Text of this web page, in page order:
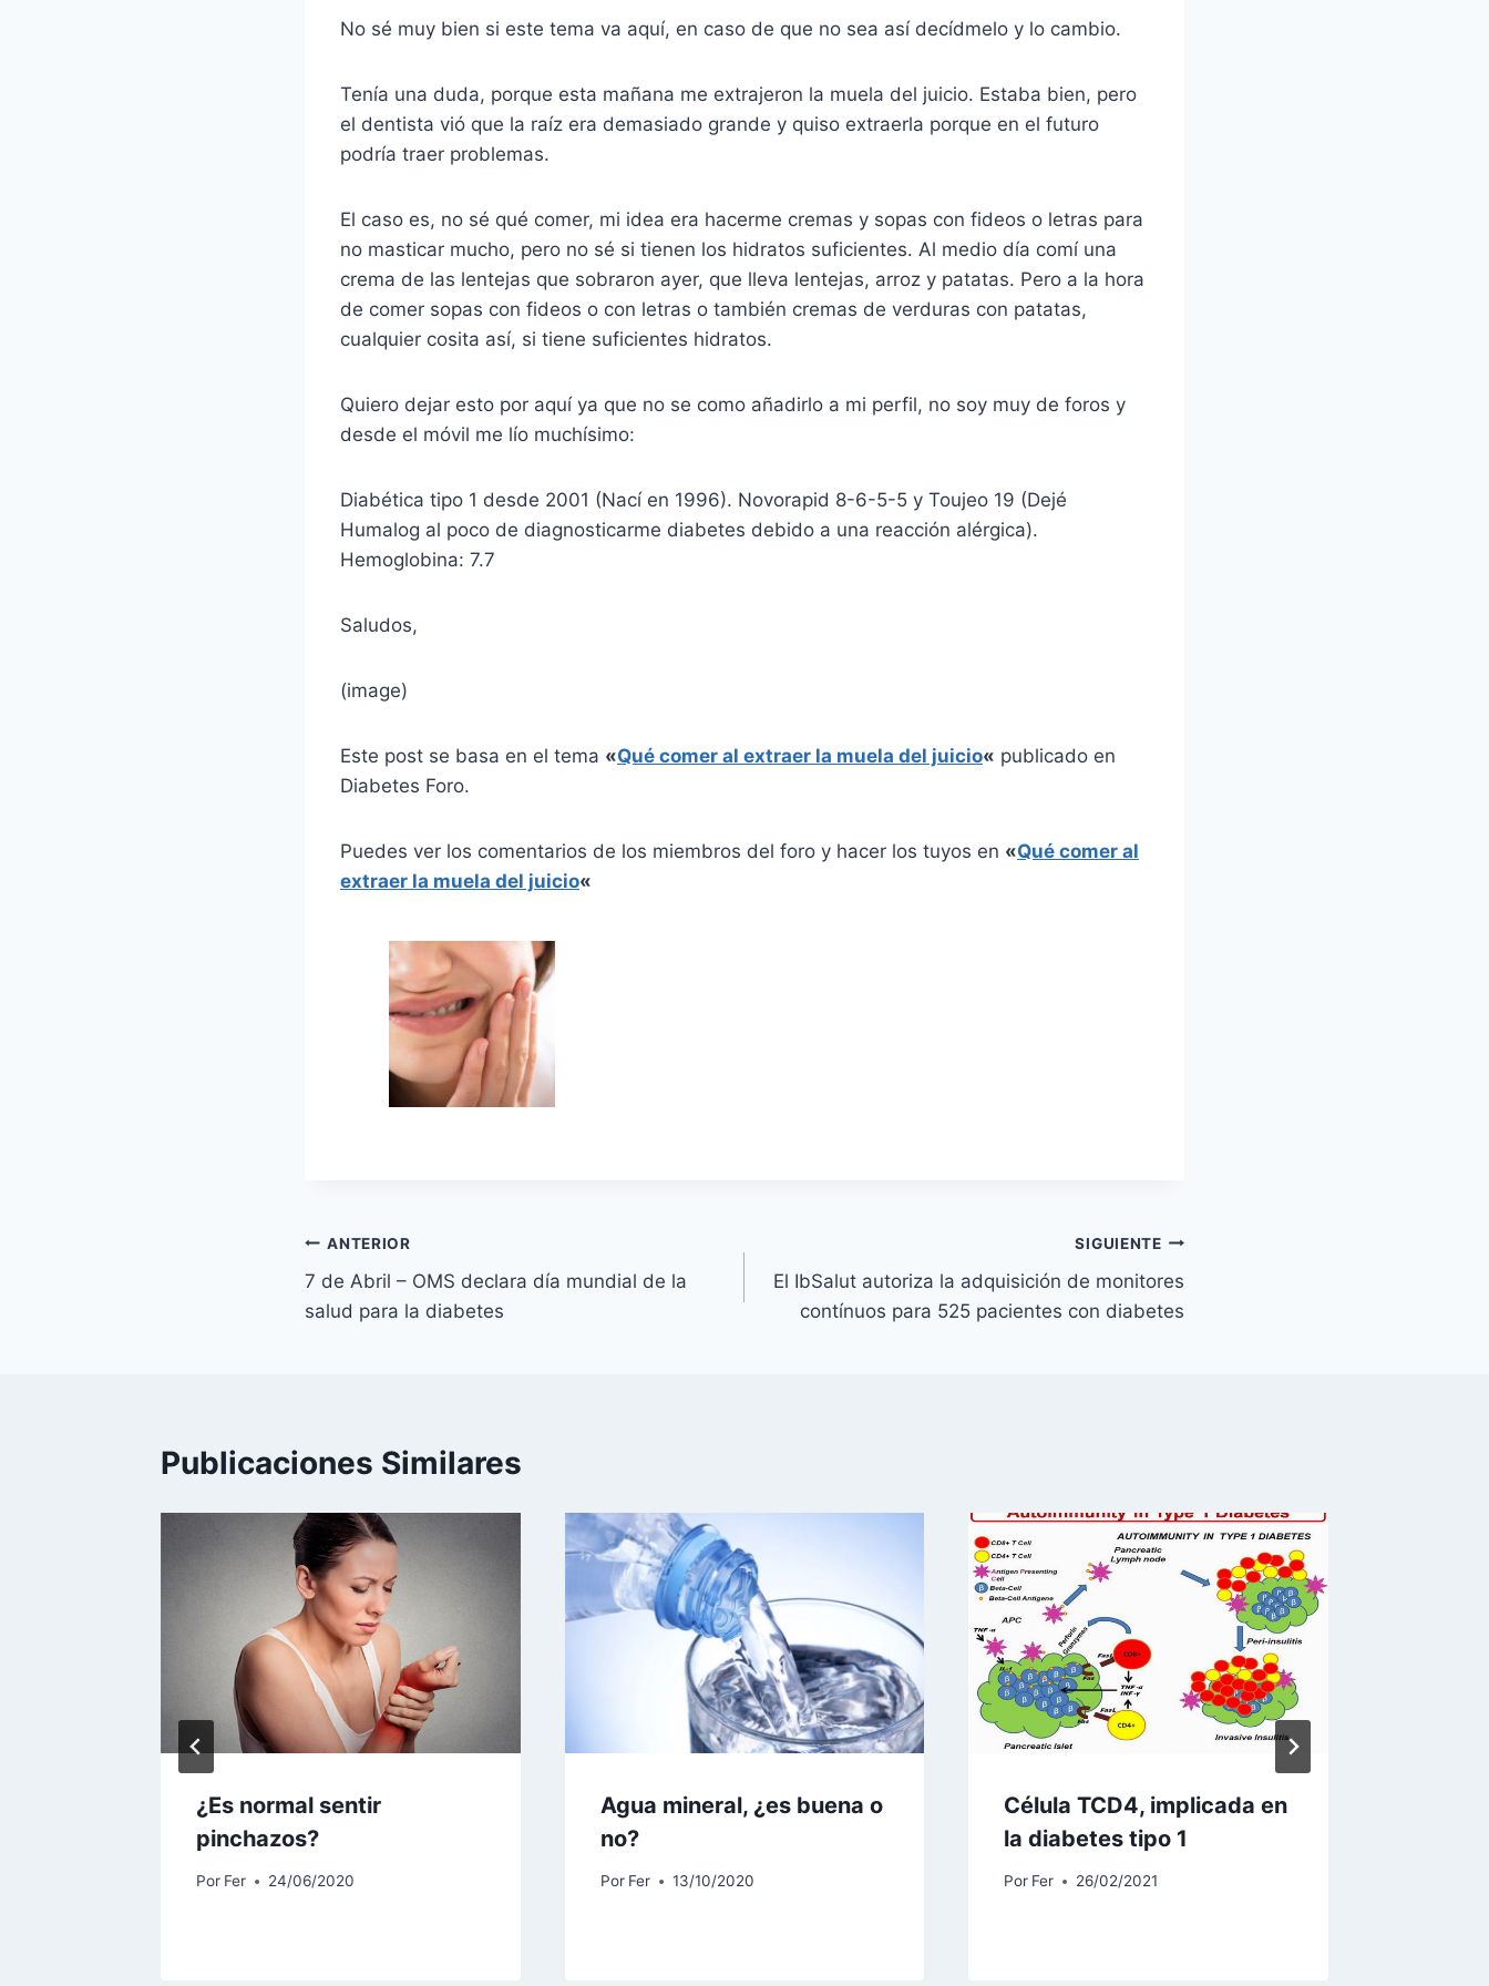
No sé muy bien si este tema va aquí, en caso de que no sea así decídmelo y lo cambio.
Tenía una duda, porque esta mañana me extrajeron la muela del juicio. Estaba bien, pero
el dentista vió que la raíz era demasiado grande y quiso extraerla porque en el futuro
podría traer problemas.
El caso es, no sé qué comer, mi idea era hacerme cremas y sopas con fideos o letras para
no masticar mucho, pero no sé si tienen los hidratos suficientes. Al medio día comí una
crema de las lentejas que sobraron ayer, que lleva lentejas, arroz y patatas. Pero a la hora
de comer sopas con fideos o con letras o también cremas de verduras con patatas,
cualquier cosita así, si tiene suficientes hidratos.
Quiero dejar esto por aquí ya que no se como añadirlo a mi perfil, no soy muy de foros y
desde el móvil me lío muchísimo:
Diabética tipo 1 desde 2001 (Nací en 1996). Novorapid 8-6-5-5 y Toujeo 19 (Dejé
Humalog al poco de diagnosticarme diabetes debido a una reacción alérgica).
Hemoglobina: 7.7
Saludos,
(image)
Este post se basa en el tema «Qué comer al extraer la muela del juicio« publicado en
Diabetes Foro.
Puedes ver los comentarios de los miembros del foro y hacer los tuyos en «Qué comer al
extraer la muela del juicio«
Navegación
de
ANTERIOR
7 de Abril – OMS declara día mundial de la
salud para la diabetes
SIGUIENTE
El IbSalut autoriza la adquisición de monitores
contínuos para 525 pacientes con diabetes
Publicaciones Similares
¿Es normal sentir
pinchazos?
Por Fer 24/06/2020
Agua mineral, ¿es buena o
no?
Por Fer 13/10/2020
Célula TCD4, implicada en
la diabetes tipo 1
Por Fer 26/02/2021